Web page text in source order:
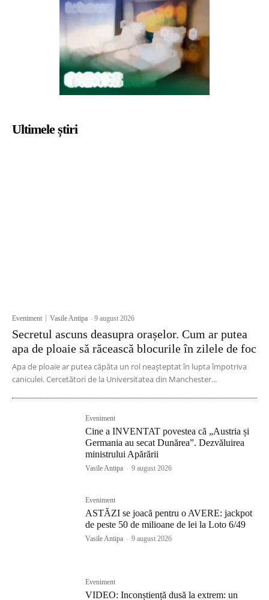
Ultimele știri
Eveniment Vasile Antipa -9 august 2026
Secretul ascuns deasupra orașelor. Cum ar putea
apa de ploaie să răcească blocurile în zilele de foc
Apa de ploaie ar putea căpăta un rol neașteptat în lupta împotriva
caniculei. Cercetători de la Universitatea din Manchester...
Eveniment
Cine a INVENTAT povestea că „Austria și
Germania au secat Dunărea”. Dezvăluirea
ministrului Apărării
Vasile Antipa - 9 august 2026
Eveniment
ASTĂZI se joacă pentru o AVERE: jackpot
de peste 50 de milioane de lei la Loto 6/49
Vasile Antipa - 9 august 2026
Eveniment
VIDEO: Inconștiență dusă la extrem: un